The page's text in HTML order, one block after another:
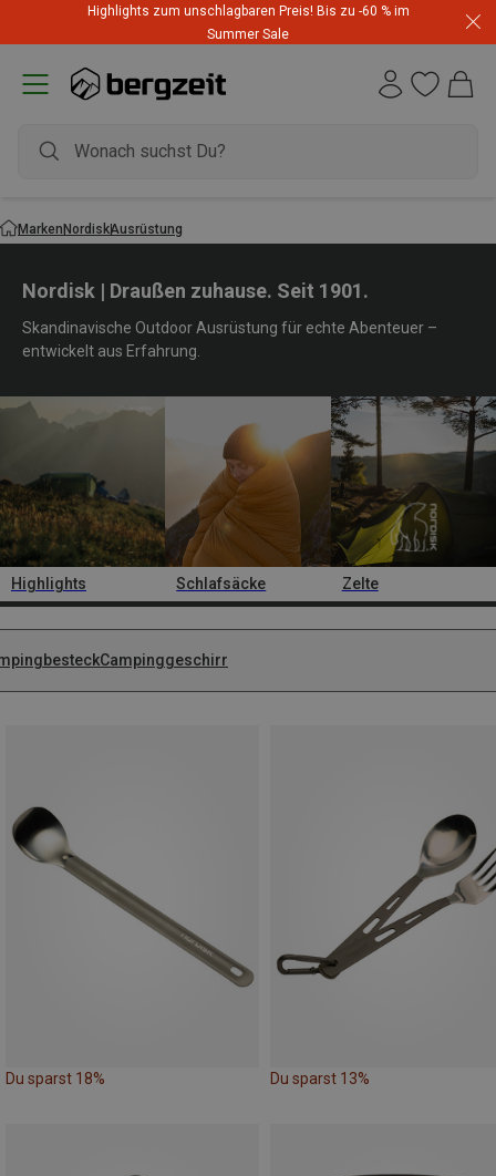
Highlights zum unschlagbaren Preis! Bis zu -60 % im
Summer Sale
MarkenNordiskAusrüstung
Nordisk | Draußen zuhause. Seit 1901.
Skandinavische Outdoor Ausrüstung für echte Abenteuer –
entwickelt aus Erfahrung.
Highlights Schlafsäcke Zelte
Campinggeschirr
Du sparst 18% Du sparst 13%